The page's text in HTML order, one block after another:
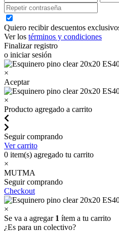
Quiero recibir descuentos
Ver los términos y condiciones
Finalizar registro
o iniciar sesión
×
Aceptar
×
Producto agregado a carrito
Seguir comprando
Ver carrito
0 item(s) agregado tu carrito
×
MUTMA
Seguir comprando
Checkout
×
Se va a agregar 1 ítem a tu carrito
¿Es para un colectivo?